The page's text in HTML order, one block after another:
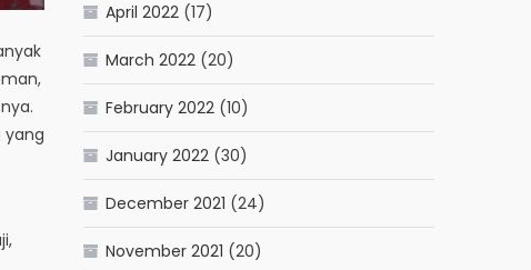
yang
April 2022 (17)
March 2022 (20)
February 2022 (10)
January 2022 (30)
December 2021 (24)
November 2021 (20)